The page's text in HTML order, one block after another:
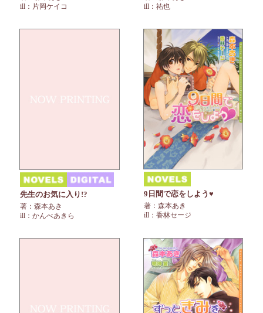
ill：片岡ケイコ
ill：祐也
先生のお気に入り!?
著：森本あき
ill：かんべあきら
9日間で恋をしよう♥
著：森本あき
ill：香林セージ